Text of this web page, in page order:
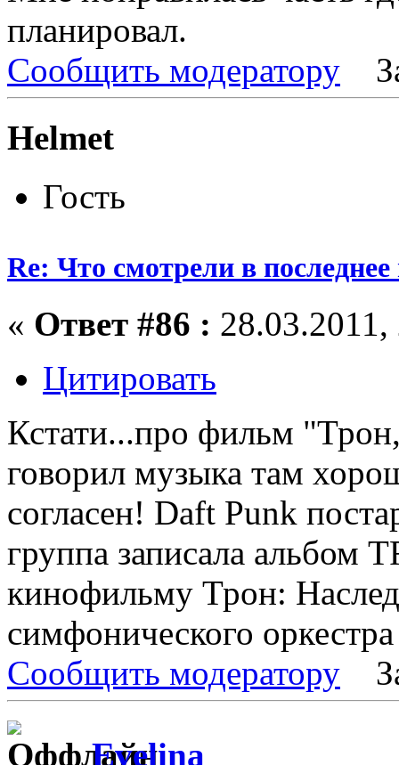
планировал.
Сообщить модератору
Helmet
Гость
Re: Что смотрели в
« Ответ #86 :
Цитировать
Кстати...про фильм
говорил музыка там
согласен! Daft Punk
группа записала альбом
кинофильму Трон:
симфонического
Сообщить модератору
Evelina